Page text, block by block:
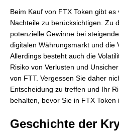
Beim Kauf von FTX Token gibt
Nachteile zu berücksichtigen. Zu
potenzielle Gewinne bei
digitalen Währungsmarkt und die
Allerdings besteht auch die
Risiko von Verlusten und
von FTT. Vergessen Sie daher
Entscheidung zu treffen und Ihr
behalten, bevor Sie in FTX Token
Geschichte der